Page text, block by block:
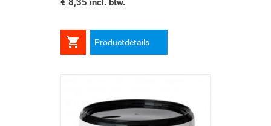
€ 8,35 incl. btw.
 Productdetails